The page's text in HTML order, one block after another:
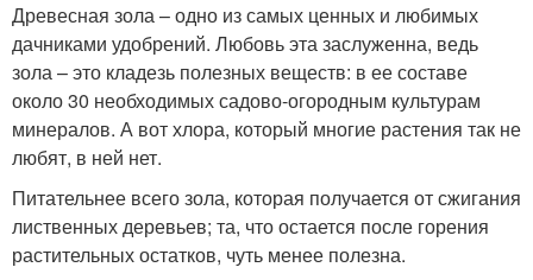
Древесная зола – одно из самых ценных и любимых
дачниками удобрений. Любовь эта заслуженна, ведь
зола – это кладезь полезных веществ: в ее составе
около 30 необходимых садово-огородным культурам
минералов. А вот хлора, который многие растения так не
любят, в ней нет.
Питательнее всего зола, которая получается от сжигания
лиственных деревьев; та, что остается после горения
растительных остатков, чуть менее полезна.